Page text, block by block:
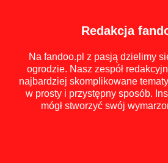
Redakcja
Na fandoo.pl z pasją dzielimy
ogrodzie. Nasz zespół
najbardziej skomplikowane
w prosty i przystępny sposób.
mógł stworzyć swój